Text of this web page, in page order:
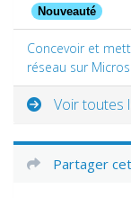
Nouveauté
Concevoir et
réseau sur
Voir toutes
Partager